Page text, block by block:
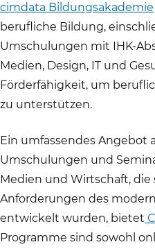
cimdata Bildungsakademie
berufliche Bildung,
Umschulungen mit IHK-
Medien, Design, IT und
Förderfähigkeit, um
zu unterstützen.
Ein umfassendes Angebot
Umschulungen und
Medien und Wirtschaft, die
Anforderungen des
entwickelt wurden, bietet
Programme sind sowohl